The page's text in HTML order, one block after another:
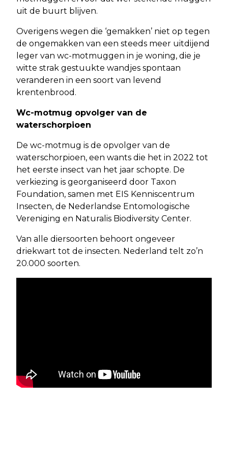
uit de buurt blijven.
Overigens wegen die ‘gemakken’ niet op tegen
de ongemakken van een steeds meer uitdijend
leger van wc-motmuggen in je woning, die je
witte strak gestuukte wandjes spontaan
veranderen in een soort van levend
krentenbrood.
Wc-motmug opvolger van de
waterschorpioen
De wc-motmug is de opvolger van de
waterschorpioen, een wants die het in 2022 tot
het eerste insect van het jaar schopte. De
verkiezing is georganiseerd door Taxon
Foundation, samen met EIS Kenniscentrum
Insecten, de Nederlandse Entomologische
Vereniging en Naturalis Biodiversity Center.
Van alle diersoorten behoort ongeveer
driekwart tot de insecten. Nederland telt zo’n
20.000 soorten.